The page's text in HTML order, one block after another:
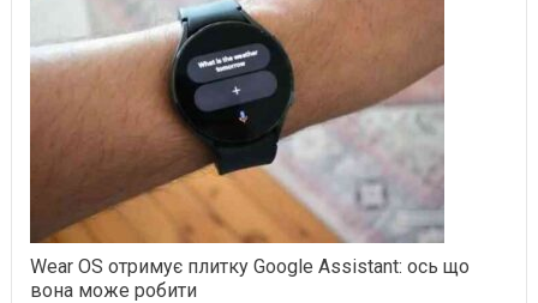
Wear OS отримує плитку Google Assistant: ось що
вона може робити